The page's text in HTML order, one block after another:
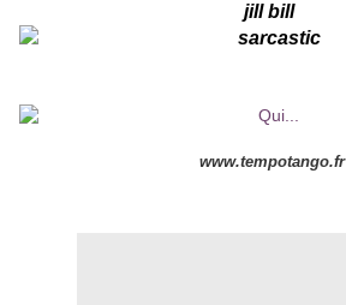
jill bill
www.tempotango.fr